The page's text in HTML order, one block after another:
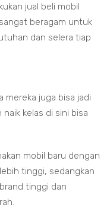
jual beli mobil
beragam untuk
dan selera tiap
mereka juga bisa jadi
naik kelas di sini bisa
mobil baru dengan
tinggi, sedangkan
tinggi dan